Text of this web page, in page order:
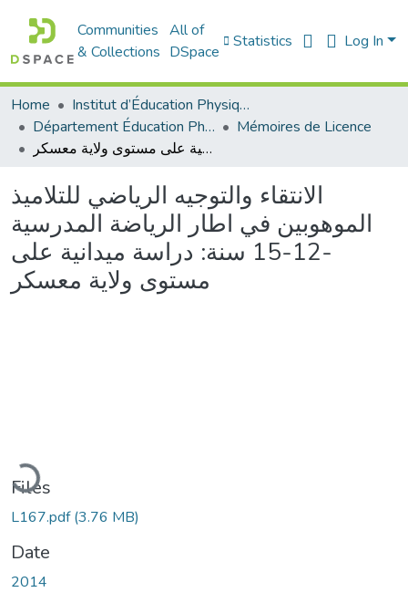
Communities
& Collections
All of
DSpace
Statistics Log In
Home
Institut d’Éducation Physique et Sportive
Département Éducation Physique et Sportive (EPS)
Mémoires de Licence
الانتقاء والتوجيه الرياضي للتلاميذ الموهوبين في اطار الرياضة المدرسية -12-15 سنة: دراسة ميدانية على مستوى ولاية معسكر
الانتقاء والتوجيه الرياضي للتلاميذ
الموهوبين في اطار الرياضة المدرسية
-12-15 سنة: دراسة ميدانية على
مستوى ولاية معسكر
Loading...
Files
L167.pdf(3.76 MB)
Date
2014